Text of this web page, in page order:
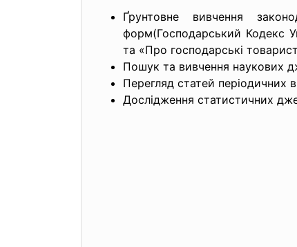
Ґрунтовне вивчення
форм(Господарський Кодекс
та «Про господарські
Пошук та вивчення наукових
Перегляд статей періодичних
Дослідження статистичних